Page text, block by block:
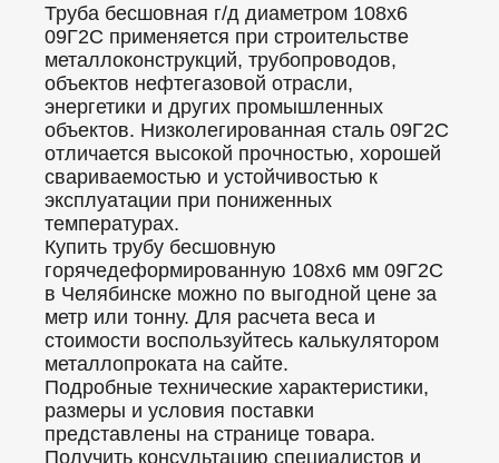
Труба бесшовная г/д диаметром 108х6
09Г2С применяется при строительстве
металлоконструкций, трубопроводов,
объектов нефтегазовой отрасли,
энергетики и других промышленных
объектов. Низколегированная сталь 09Г2С
отличается высокой прочностью, хорошей
свариваемостью и устойчивостью к
эксплуатации при пониженных
температурах.
Купить трубу бесшовную
горячедеформированную 108x6 мм 09Г2С
в Челябинске можно по выгодной цене за
метр или тонну. Для расчета веса и
стоимости воспользуйтесь калькулятором
металлопроката на сайте.
Подробные технические характеристики,
размеры и условия поставки
представлены на странице товара.
Получить консультацию специалистов и